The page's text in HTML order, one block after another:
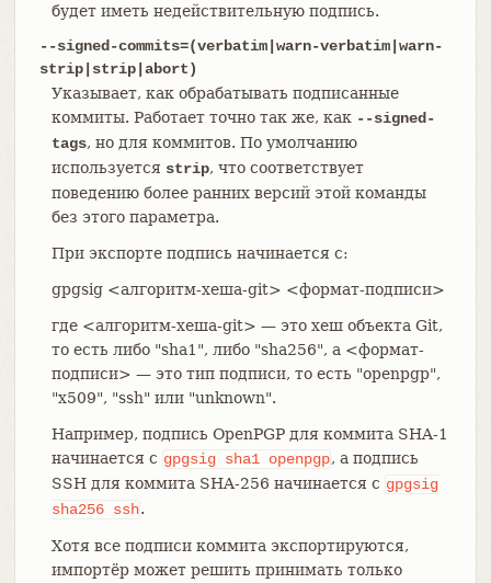
будет иметь недействительную подпись.
--signed-commits=(verbatim|warn-verbatim|warn-
strip|strip|abort)
Указывает, как обрабатывать подписанные
коммиты. Работает точно так же, как --signed-
tags, но для коммитов. По умолчанию
используется strip, что соответствует
поведению более ранних версий этой команды
без этого параметра.
При экспорте подпись начинается с:
gpgsig <алгоритм-хеша-git> <формат-подписи>
где <алгоритм-хеша-git> — это хеш объекта Git,
то есть либо "sha1", либо "sha256", а <формат-
подписи> — это тип подписи, то есть "openpgp",
"x509", "ssh" или "unknown".
Например, подпись OpenPGP для коммита SHA-1
начинается с gpgsig sha1 openpgp, а подпись
SSH для коммита SHA-256 начинается с gpgsig
sha256 ssh.
Хотя все подписи коммита экспортируются,
импортёр может решить принимать только